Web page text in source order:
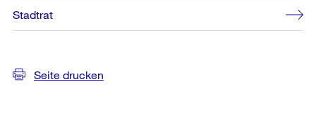
Stadtrat
Seite drucken